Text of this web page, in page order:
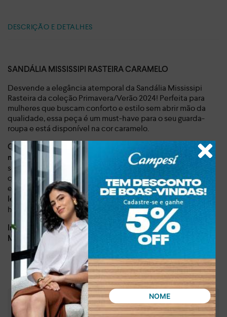
DESCRIÇÃO E DETALHES
SANDÁLIA MISSISSIPI RASTEIRA CARAMELO
Desvende a elegância atemporal da Sandália Mississipi
Rasteira da coleção Primavera/Verão 2024! Perfeita para
mulheres que buscam conforto e estilo sem abrir mão da
qualidade, essa peça é um must-have para o seu guarda-
roupa e está disponível na cor caramelo.
Com design minimalista e destaque para as aplicações
metalizadas sobre o pé
, essa sandália adiciona um toque
sofisticado a qualquer look. O material sintético de alta
qualidade garante durabilidade e fácil manutenção,
enquanto
o salto baixo de 1 cm proporciona conforto e
leveza
em cada passo. Ideal para usar do trabalho ao happy
hour, essa sandália versátil se adapta a diversas ocasiões.
Indicado para:Dia a dia, lazer
Material: Sintético
Altura da sola: 1,00 cm